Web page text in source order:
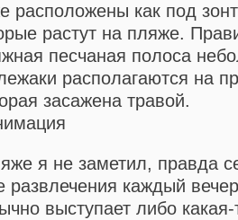
расположены как под
растут на пляже.
песчаная полоса
располагаются на
засажена травой.
я не заметил, правда
развлечения каждый
выступает либо какая-